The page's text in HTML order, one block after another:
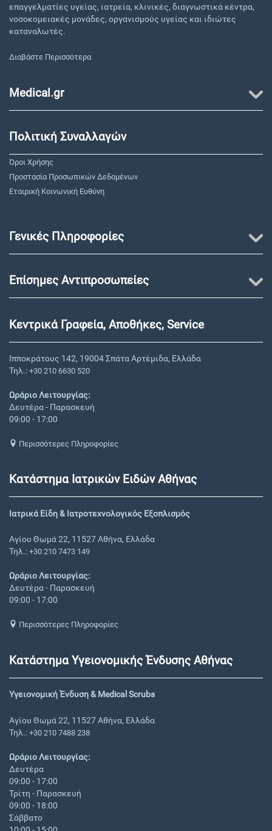
επαγγελματίες υγείας, ιατρεία, κλινικές, διαγνωστικά κέντρα,
νοσοκομειακές μονάδες, οργανισμούς υγείας και ιδιώτες
καταναλωτές.
Διαβάστε Περισσότερα
Medical.gr
Πολιτική Συναλλαγών
Όροι Χρήσης
Προστασία Προσωπικών Δεδομένων
Εταιρική Κοινωνική Ευθύνη
"
Γενικές Πληροφορίες
Επίσημες Αντιπροσωπείες
Κεντρικά Γραφεία, Αποθήκες, Service
Ιπποκράτους 142, 19004 Σπάτα Αρτέμιδα, Ελλάδα
Τηλ.: +30 210 6630 520
Ωράριο Λειτουργίας:
Δευτέρα - Παρασκευή
09:00 - 17:00
Περισσότερες Πληροφορίες
Κατάστημα Ιατρικών Ειδών Αθήνας
Ιατρικά Είδη & Ιατροτεχνολογικός Εξοπλισμός
Αγίου Θωμά 22, 11527 Αθήνα, Ελλάδα
Τηλ.: +30 210 7473 149
Ωράριο Λειτουργίας:
Δευτέρα - Παρασκευή
09:00 - 17:00
Περισσότερες Πληροφορίες
Κατάστημα Υγειονομικής Ένδυσης Αθήνας
Υγειονομική Ένδυση & Medical Scrubs
Αγίου Θωμά 22, 11527 Αθήνα, Ελλάδα
Τηλ.: +30 210 7488 238
Ωράριο Λειτουργίας:
Δευτέρα
09:00 - 17:00
Τρίτη - Παρασκευή
09:00 - 18:00
Σάββατο